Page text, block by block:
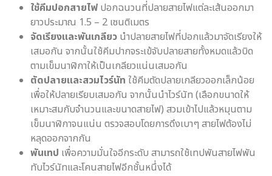
ใช้คีมปอกสายไฟ ปอกฉนวนที่ปลายสายไฟแต่ละเส้นออกมา
ยาวประมาณ 1.5 – 2 เซนติเมตร
จัดเรียงและพันเกลียว นำปลายสายไฟที่ปอกแล้วมาจัดเรียงให้
เสมอกัน จากนั้นใช้คีมปากจระเข้จับปลายสายทั้งหมดแล้วบิด
ตามเข็มนาฬิกาให้เป็นเกลียวแน่นเสมอกัน
ตัดปลายและสวมไวร์นัท ใช้คีมตัดปลายเกลียวออกเล็กน้อย
เพื่อให้ปลายเรียบเสมอกัน จากนั้นนำไวร์นัท (เลือกขนาดให้
เหมาะสมกับจำนวนและขนาดสายไฟ) สวมเข้าไปแล้วหมุนตาม
เข็มนาฬิกาจนแน่น ตรวจสอบโดยการดึงเบาๆ สายไฟต้องไม่
หลุดออกจากกัน
พันเทป เพื่อความมั่นใจอีกระดับ สามารถใช้เทปพันสายไฟพัน
ทับไวร์นัทและโคนสายไฟอีกชั้นหนึ่งได้